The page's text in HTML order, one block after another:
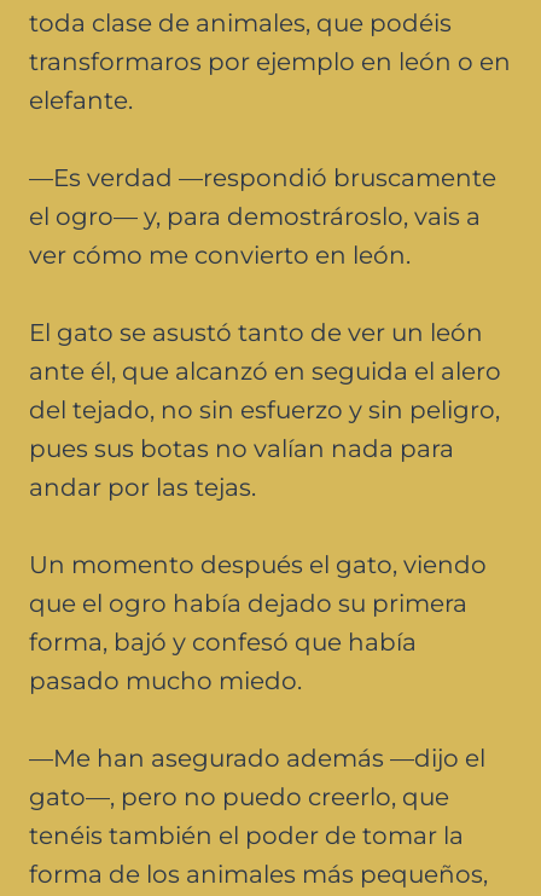
toda clase de animales, que podéis
transformaros por ejemplo en león o en
elefante.
—Es verdad —respondió bruscamente
el ogro— y, para demostrároslo, vais a
ver cómo me convierto en león.
El gato se asustó tanto de ver un león
ante él, que alcanzó en seguida el alero
del tejado, no sin esfuerzo y sin peligro,
pues sus botas no valían nada para
andar por las tejas.
Un momento después el gato, viendo
que el ogro había dejado su primera
forma, bajó y confesó que había
pasado mucho miedo.
—Me han asegurado además —dijo el
gato—, pero no puedo creerlo, que
tenéis también el poder de tomar la
forma de los animales más pequeños,